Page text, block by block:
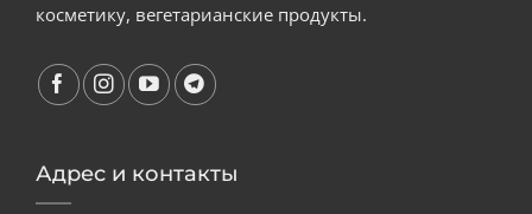
косметику, вегетарианские продукты.
Адрес и контакты